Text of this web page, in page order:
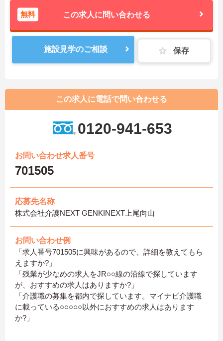
無料 この求人に問い合わせる
施設見学のご相談 保存
この求人に電話で問い合わせる
0120-941-653
お問い合わせ求人番号
701505
応募先名称
株式会社介護NEXT GENKINEXT上尾向山
お問い合わせ例
「求人番号701505に興味があるので、詳細を教えてもら
えますか?」
「残業が少なめの求人をJR○○線の沿線で探しています
が、おすすめの求人はありますか?」
「介護職の募集を都内で探しています。マイナビ介護職
に載っている○○○○○以外におすすめの求人はあります
か?」